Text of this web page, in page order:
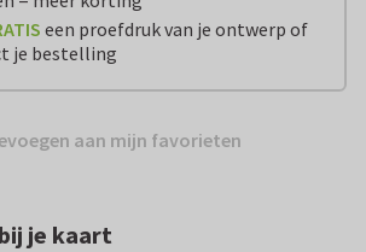
een proefdruk van je ontwerp of
je bestelling
aan mijn favorieten
je kaart